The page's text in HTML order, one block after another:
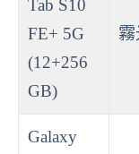
Tab S10
FE+ 5G
(12+256
GB)
霧
Galaxy